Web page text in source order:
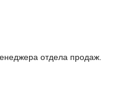
отдела продаж.